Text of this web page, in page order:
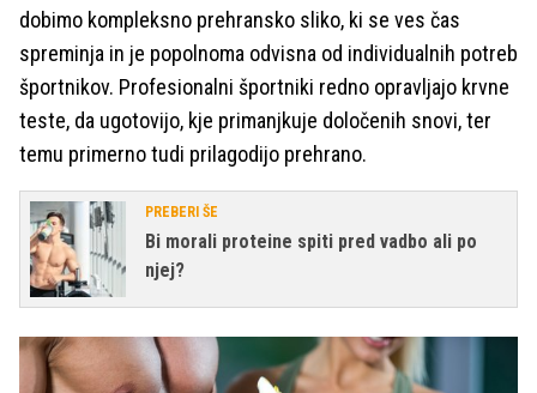
dobimo kompleksno prehransko sliko, ki se ves čas
spreminja in je popolnoma odvisna od individualnih potreb
športnikov. Profesionalni športniki redno opravljajo krvne
teste, da ugotovijo, kje primanjkuje določenih snovi, ter
temu primerno tudi prilagodijo prehrano.
PREBERI ŠE
Bi morali proteine spiti pred vadbo ali po
njej?